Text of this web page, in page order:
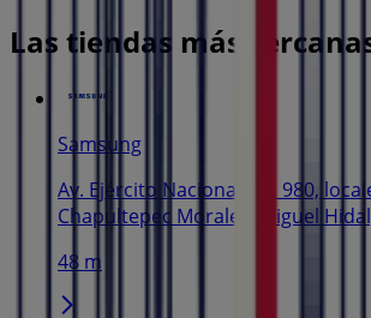
Las tiendas más
Samsung
Av. Ejército Nacional No. 980,
Chapultepec Morales, Miguel
48 m